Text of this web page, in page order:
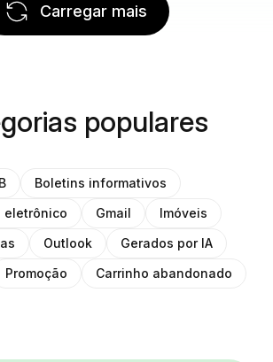
Carregar mais
populares
Boletins informativos
eletrônico
Gmail
Imóveis
Outlook
Gerados por IA
Promoção Carrinho abandonado